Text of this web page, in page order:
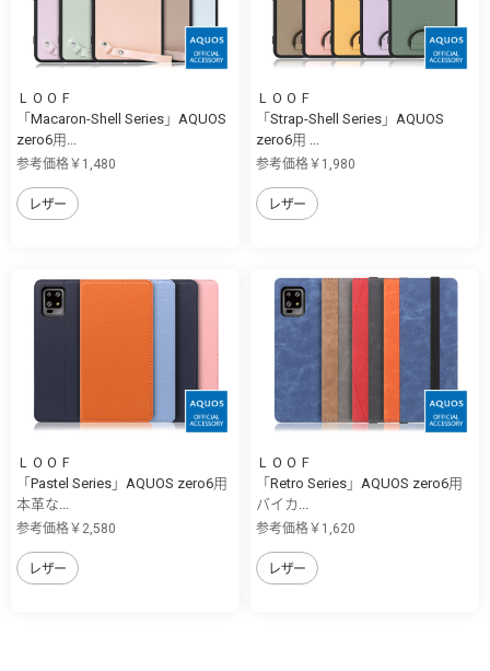
ＬＯＯＦ
「Macaron-Shell Series」AQUOS
zero6用...
参考価格￥1,480
レザー
ＬＯＯＦ
「Strap-Shell Series」AQUOS
zero6用 ...
参考価格￥1,980
レザー
ＬＯＯＦ
「Pastel Series」AQUOS zero6用
本革な...
参考価格￥2,580
レザー
ＬＯＯＦ
「Retro Series」AQUOS zero6用
バイカ...
参考価格￥1,620
レザー